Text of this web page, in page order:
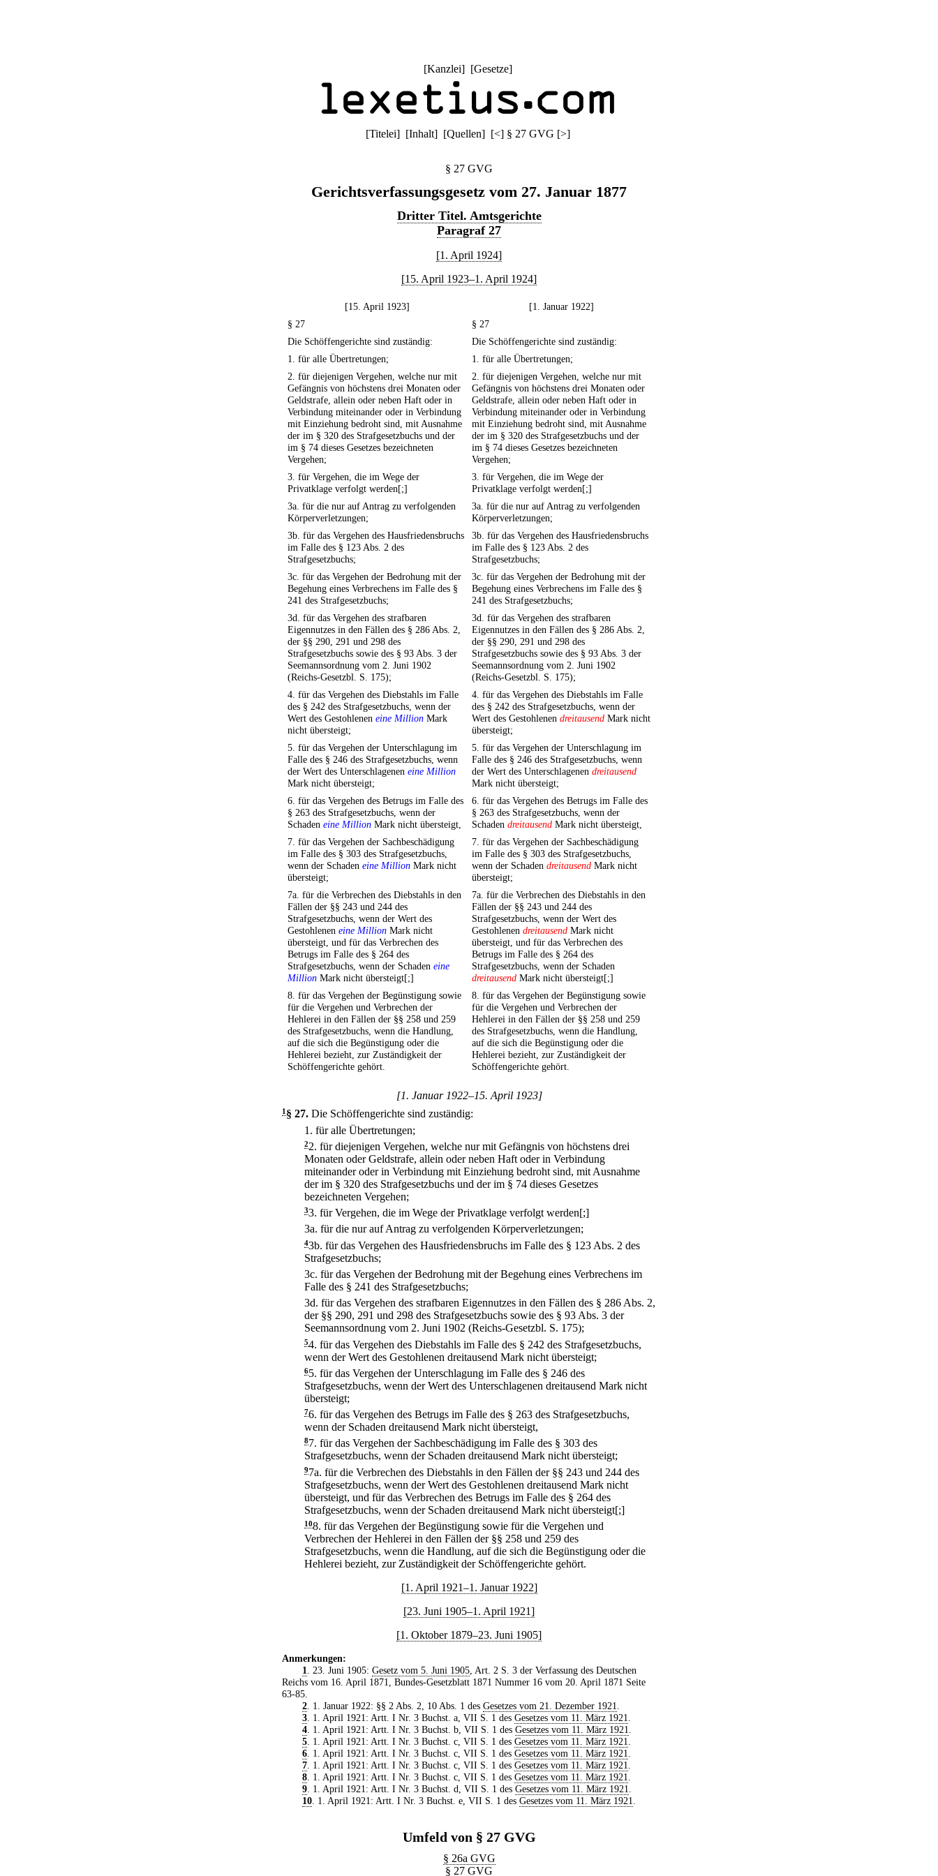
[Kanzlei] [Gesetze]
[Titelei] [Inhalt] [Quellen] [<] § 27 GVG [>]
§ 27 GVG
Gerichtsverfassungsgesetz vom 27. Januar 1877
Dritter Titel. Amtsgerichte
Paragraf 27
[1. April 1924]
[15. April 1923–1. April 1924]
[15. April 1923]
[1. Januar 1922]
§ 27
§ 27
Die Schöffengerichte sind zuständig:
Die Schöffengerichte sind zuständig:
1. für alle Übertretungen;
1. für alle Übertretungen;
2. für diejenigen Vergehen, welche nur mit
Gefängnis von höchstens drei Monaten oder
Geldstrafe, allein oder neben Haft oder in
Verbindung miteinander oder in Verbindung
mit Einziehung bedroht sind, mit Ausnahme
der im § 320 des Strafgesetzbuchs und der
im § 74 dieses Gesetzes bezeichneten
Vergehen;
2. für diejenigen Vergehen, welche nur mit
Gefängnis von höchstens drei Monaten oder
Geldstrafe, allein oder neben Haft oder in
Verbindung miteinander oder in Verbindung
mit Einziehung bedroht sind, mit Ausnahme
der im § 320 des Strafgesetzbuchs und der
im § 74 dieses Gesetzes bezeichneten
Vergehen;
3. für Vergehen, die im Wege der
Privatklage verfolgt werden[;]
3. für Vergehen, die im Wege der
Privatklage verfolgt werden[;]
3a. für die nur auf Antrag zu verfolgenden
Körperverletzungen;
3a. für die nur auf Antrag zu verfolgenden
Körperverletzungen;
3b. für das Vergehen des Hausfriedensbruchs
im Falle des § 123 Abs. 2 des
Strafgesetzbuchs;
3b. für das Vergehen des Hausfriedensbruchs
im Falle des § 123 Abs. 2 des
Strafgesetzbuchs;
3c. für das Vergehen der Bedrohung mit der
Begehung eines Verbrechens im Falle des §
241 des Strafgesetzbuchs;
3c. für das Vergehen der Bedrohung mit der
Begehung eines Verbrechens im Falle des §
241 des Strafgesetzbuchs;
3d. für das Vergehen des strafbaren
Eigennutzes in den Fällen des § 286 Abs. 2,
der §§ 290, 291 und 298 des
Strafgesetzbuchs sowie des § 93 Abs. 3 der
Seemannsordnung vom 2. Juni 1902
(Reichs-Gesetzbl. S. 175);
3d. für das Vergehen des strafbaren
Eigennutzes in den Fällen des § 286 Abs. 2,
der §§ 290, 291 und 298 des
Strafgesetzbuchs sowie des § 93 Abs. 3 der
Seemannsordnung vom 2. Juni 1902
(Reichs-Gesetzbl. S. 175);
4. für das Vergehen des Diebstahls im Falle
des § 242 des Strafgesetzbuchs, wenn der
Wert des Gestohlenen eine Million Mark
nicht übersteigt;
4. für das Vergehen des Diebstahls im Falle
des § 242 des Strafgesetzbuchs, wenn der
Wert des Gestohlenen dreitausend Mark nicht
übersteigt;
5. für das Vergehen der Unterschlagung im
Falle des § 246 des Strafgesetzbuchs, wenn
der Wert des Unterschlagenen eine Million
Mark nicht übersteigt;
5. für das Vergehen der Unterschlagung im
Falle des § 246 des Strafgesetzbuchs, wenn
der Wert des Unterschlagenen dreitausend
Mark nicht übersteigt;
6. für das Vergehen des Betrugs im Falle des
§ 263 des Strafgesetzbuchs, wenn der
Schaden eine Million Mark nicht übersteigt,
6. für das Vergehen des Betrugs im Falle des
§ 263 des Strafgesetzbuchs, wenn der
Schaden dreitausend Mark nicht übersteigt,
7. für das Vergehen der Sachbeschädigung
im Falle des § 303 des Strafgesetzbuchs,
wenn der Schaden eine Million Mark nicht
übersteigt;
7. für das Vergehen der Sachbeschädigung
im Falle des § 303 des Strafgesetzbuchs,
wenn der Schaden dreitausend Mark nicht
übersteigt;
7a. für die Verbrechen des Diebstahls in den
Fällen der §§ 243 und 244 des
Strafgesetzbuchs, wenn der Wert des
Gestohlenen eine Million Mark nicht
übersteigt, und für das Verbrechen des
Betrugs im Falle des § 264 des
Strafgesetzbuchs, wenn der Schaden eine
Million Mark nicht übersteigt[;]
7a. für die Verbrechen des Diebstahls in den
Fällen der §§ 243 und 244 des
Strafgesetzbuchs, wenn der Wert des
Gestohlenen dreitausend Mark nicht
übersteigt, und für das Verbrechen des
Betrugs im Falle des § 264 des
Strafgesetzbuchs, wenn der Schaden
dreitausend Mark nicht übersteigt[;]
8. für das Vergehen der Begünstigung sowie
für die Vergehen und Verbrechen der
Hehlerei in den Fällen der §§ 258 und 259
des Strafgesetzbuchs, wenn die Handlung,
auf die sich die Begünstigung oder die
Hehlerei bezieht, zur Zuständigkeit der
Schöffengerichte gehört.
8. für das Vergehen der Begünstigung sowie
für die Vergehen und Verbrechen der
Hehlerei in den Fällen der §§ 258 und 259
des Strafgesetzbuchs, wenn die Handlung,
auf die sich die Begünstigung oder die
Hehlerei bezieht, zur Zuständigkeit der
Schöffengerichte gehört.
[1. Januar 1922–15. April 1923]
1§ 27. Die Schöffengerichte sind zuständig:
1. für alle Übertretungen;
22. für diejenigen Vergehen, welche nur mit Gefängnis von höchstens drei
Monaten oder Geldstrafe, allein oder neben Haft oder in Verbindung
miteinander oder in Verbindung mit Einziehung bedroht sind, mit Ausnahme
der im § 320 des Strafgesetzbuchs und der im § 74 dieses Gesetzes
bezeichneten Vergehen;
33. für Vergehen, die im Wege der Privatklage verfolgt werden[;]
3a. für die nur auf Antrag zu verfolgenden Körperverletzungen;
43b. für das Vergehen des Hausfriedensbruchs im Falle des § 123 Abs. 2 des
Strafgesetzbuchs;
3c. für das Vergehen der Bedrohung mit der Begehung eines Verbrechens im
Falle des § 241 des Strafgesetzbuchs;
3d. für das Vergehen des strafbaren Eigennutzes in den Fällen des § 286 Abs. 2,
der §§ 290, 291 und 298 des Strafgesetzbuchs sowie des § 93 Abs. 3 der
Seemannsordnung vom 2. Juni 1902 (Reichs-Gesetzbl. S. 175);
54. für das Vergehen des Diebstahls im Falle des § 242 des Strafgesetzbuchs,
wenn der Wert des Gestohlenen dreitausend Mark nicht übersteigt;
65. für das Vergehen der Unterschlagung im Falle des § 246 des
Strafgesetzbuchs, wenn der Wert des Unterschlagenen dreitausend Mark nicht
übersteigt;
76. für das Vergehen des Betrugs im Falle des § 263 des Strafgesetzbuchs,
wenn der Schaden dreitausend Mark nicht übersteigt,
87. für das Vergehen der Sachbeschädigung im Falle des § 303 des
Strafgesetzbuchs, wenn der Schaden dreitausend Mark nicht übersteigt;
97a. für die Verbrechen des Diebstahls in den Fällen der §§ 243 und 244 des
Strafgesetzbuchs, wenn der Wert des Gestohlenen dreitausend Mark nicht
übersteigt, und für das Verbrechen des Betrugs im Falle des § 264 des
Strafgesetzbuchs, wenn der Schaden dreitausend Mark nicht übersteigt[;]
108. für das Vergehen der Begünstigung sowie für die Vergehen und
Verbrechen der Hehlerei in den Fällen der §§ 258 und 259 des
Strafgesetzbuchs, wenn die Handlung, auf die sich die Begünstigung oder die
Hehlerei bezieht, zur Zuständigkeit der Schöffengerichte gehört.
[1. April 1921–1. Januar 1922]
[23. Juni 1905–1. April 1921]
[1. Oktober 1879–23. Juni 1905]
Anmerkungen:
1
. 23. Juni 1905: Gesetz vom 5. Juni 1905, Art. 2 S. 3 der Verfassung des Deutschen
Reichs vom 16. April 1871, Bundes-Gesetzblatt 1871 Nummer 16 vom 20. April 1871 Seite
63-85.
2. 1. Januar 1922: §§ 2 Abs. 2, 10 Abs. 1 des Gesetzes vom 21. Dezember 1921
3. 1. April 1921: Artt. I Nr. 3 Buchst. a, VII S. 1 des Gesetzes vom 11. März 1921
4. 1. April 1921: Artt. I Nr. 3 Buchst. b, VII S. 1 des Gesetzes vom 11. März 1921
5. 1. April 1921: Artt. I Nr. 3 Buchst. c, VII S. 1 des Gesetzes vom 11. März 1921
6. 1. April 1921: Artt. I Nr. 3 Buchst. c, VII S. 1 des Gesetzes vom 11. März 1921
7. 1. April 1921: Artt. I Nr. 3 Buchst. c, VII S. 1 des Gesetzes vom 11. März 1921
8. 1. April 1921: Artt. I Nr. 3 Buchst. c, VII S. 1 des Gesetzes vom 11. März 1921
9. 1. April 1921: Artt. I Nr. 3 Buchst. d, VII S. 1 des Gesetzes vom 11. März 1921
10. 1. April 1921: Artt. I Nr. 3 Buchst. e, VII S. 1 des Gesetzes vom 11. März 1921
Umfeld von § 27 GVG
§ 26a GVG
§ 27 GVG